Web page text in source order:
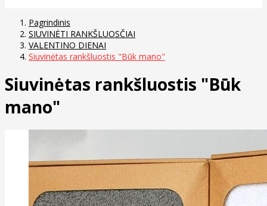
Pagrindinis
SIUVINĖTI RANKŠLUOSČIAI
VALENTINO DIENAI
Siuvinėtas rankšluostis "Būk mano"
Siuvinėtas rankšluostis "Būk
mano"